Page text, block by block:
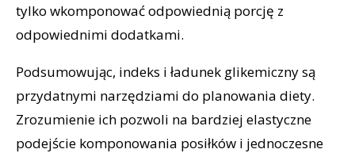
tylko wkomponować odpowiednią porcję z
odpowiednimi dodatkami.
Podsumowując, indeks i ładunek glikemiczny są
przydatnymi narzędziami do planowania diety.
Zrozumienie ich pozwoli na bardziej elastyczne
podejście komponowania posiłków i jednoczesne